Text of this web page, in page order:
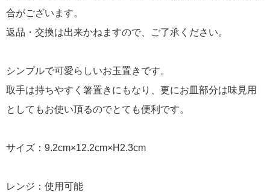
合がございます。
返品・交換は出来かねますので、ご了承ください。
シンプルで可愛らしいお玉置きです。
取手は持ちやすく箸置きにもなり、更にお皿部分は味見用
としてもお使い頂るのでとても便利です。
サイズ：9.2cm×12.2cm×H2.3cm
レンジ：使用可能